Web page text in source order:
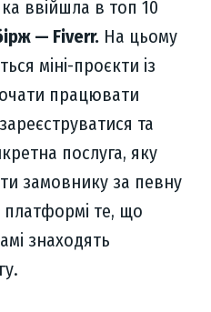
ввійшла в топ 10
— Fiverr. На цьому
міні-проєкти із
працювати
та
послуга, яку
замовнику за певну
те, що
знаходять